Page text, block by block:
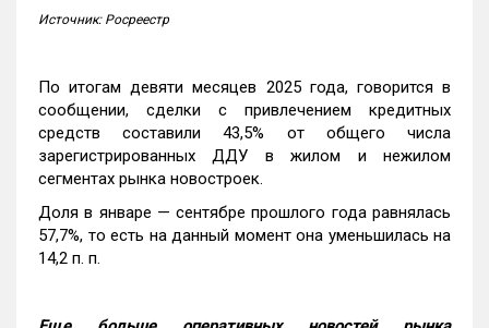
Источник: Росреестр
По итогам девяти месяцев 2025 года, говорится в
сообщении, сделки с привлечением кредитных
средств составили 43,5% от общего числа
зарегистрированных ДДУ в жилом и нежилом
сегментах рынка новостроек.
Доля в январе — сентябре прошлого года равнялась
57,7%, то есть на данный момент она уменьшилась на
14,2 п. п.